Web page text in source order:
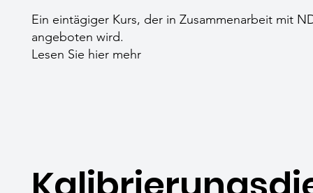
Ein eintägiger Kurs, der in Zusammenarbeit mit
angeboten wird.
Lesen Sie hier mehr